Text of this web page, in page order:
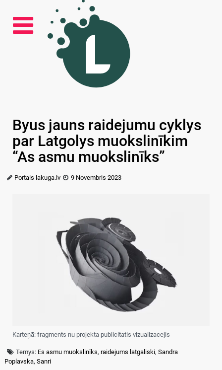
Byus jauns raidejumu cyklys
par Latgolys muokslinīkim
“As asmu muokslinīks”
Portals lakuga.lv 9 Novembris 2023
Karteņā: fragments nu projekta publicitatis vizualizacejis
Temys: Es asmu muokslinīks,raidejums latgaliski,Sandra
Poplavska, Sanri